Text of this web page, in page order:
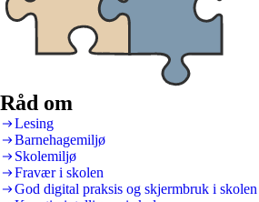
Råd om
Lesing
Barnehagemiljø
Skolemiljø
Fravær i skolen
God digital praksis og skjermbruk i skolen